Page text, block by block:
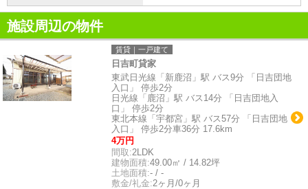
施設周辺の物件
賃貸｜一戸建て
日吉町貸家
東武日光線「新鹿沼」駅 バス9分 「日吉団地
入口」 停歩2分
日光線「鹿沼」駅 バス14分 「日吉団地入
口」 停歩2分
東北本線「宇都宮」駅 バス57分 「日吉団地
入口」 停歩2分車36分 17.6km
4万円
間取:2LDK
建物面積:49.00㎡ / 14.82坪
土地面積:- / -
敷金/礼金:2ヶ月/0ヶ月